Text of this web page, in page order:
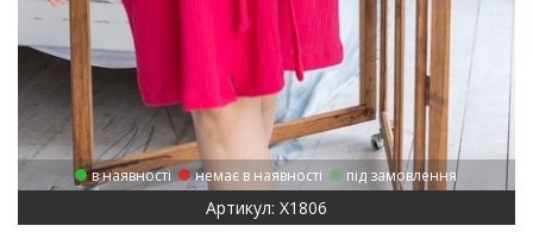
в наявності немає в наявності під замовлення
Артикул: Х1806